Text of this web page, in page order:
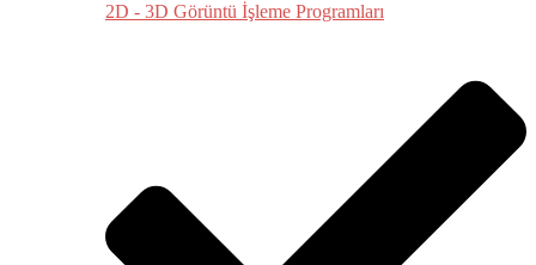
2D - 3D Görüntü İşleme Programları